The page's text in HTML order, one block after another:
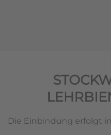
Die Einbindung erfolgt